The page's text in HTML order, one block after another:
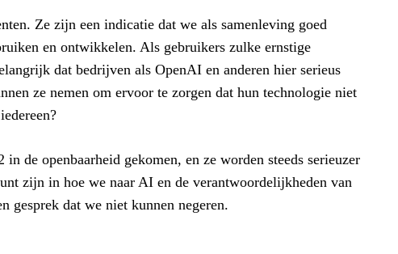
Ze zijn een indicatie dat we als samenleving goed
en ontwikkelen. Als gebruikers zulke ernstige
dat bedrijven als OpenAI en anderen hier serieus
ze nemen om ervoor te zorgen dat hun technologie niet
de openbaarheid gekomen, en ze worden steeds serieuzer
zijn in hoe we naar AI en de verantwoordelijkheden van
gesprek dat we niet kunnen negeren.